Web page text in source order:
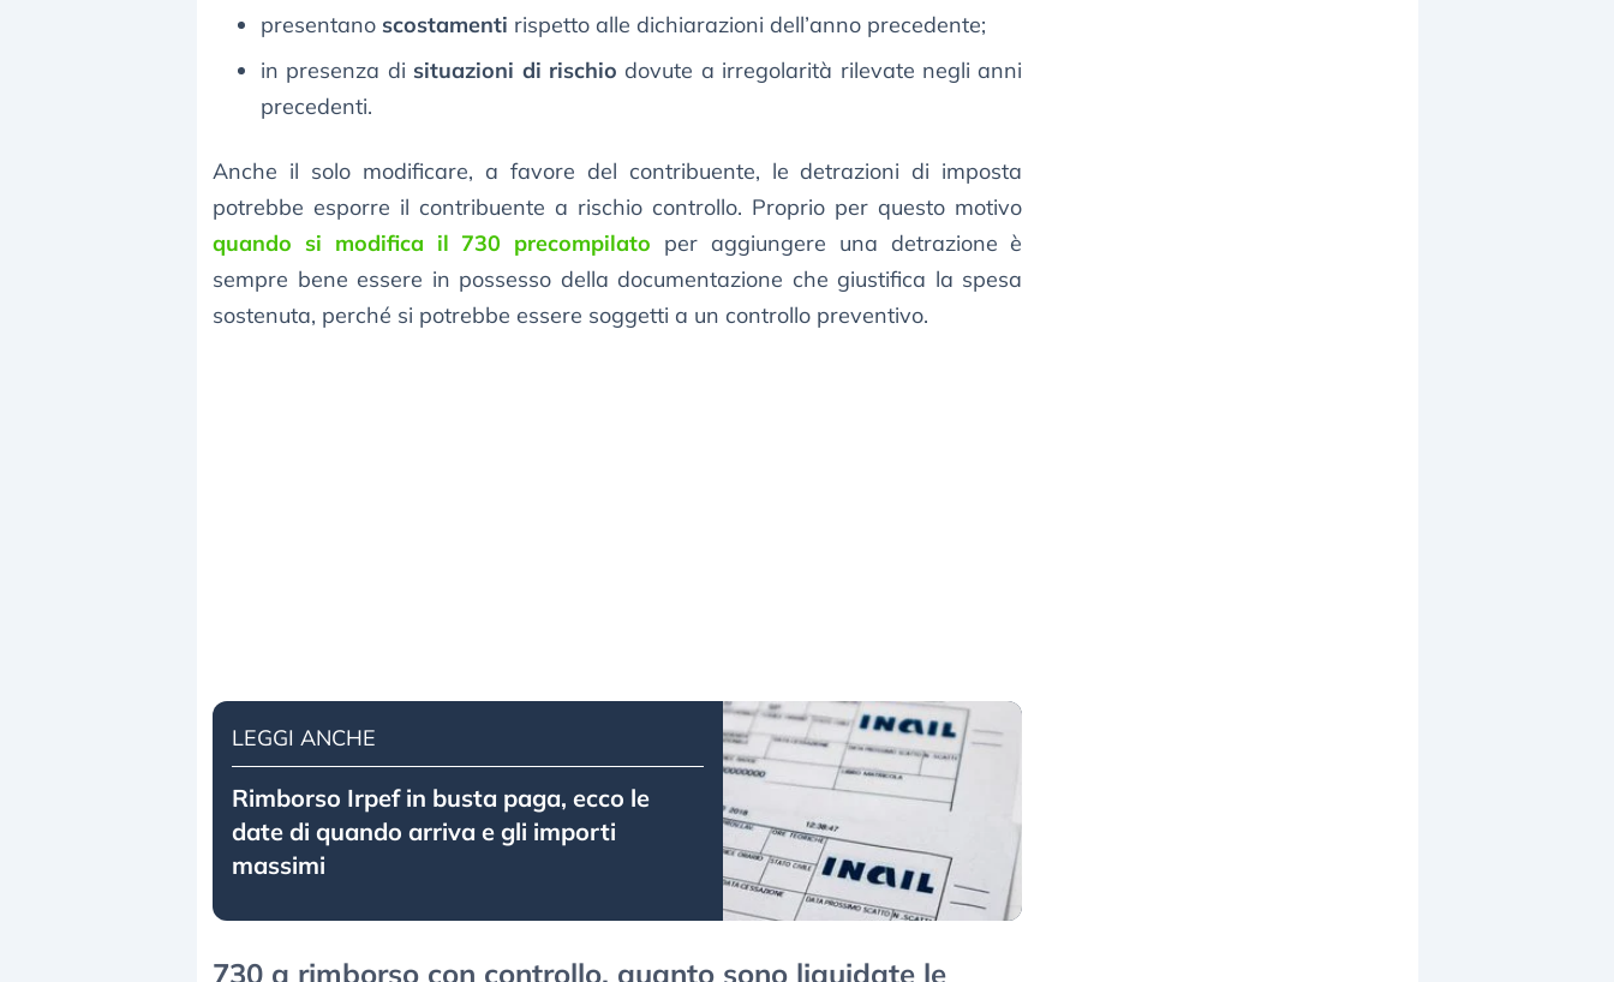
presentano scostamenti rispetto alle dichiarazioni dell’anno precedente;
in presenza di situazioni di rischio dovute a irregolarità rilevate negli anni
precedenti.
Anche il solo modificare, a favore del contribuente, le detrazioni di imposta
potrebbe esporre il contribuente a rischio controllo. Proprio per questo motivo
quando si modifica il 730 precompilato per aggiungere una detrazione è
sempre bene essere in possesso della documentazione che giustifica la spesa
sostenuta, perché si potrebbe essere soggetti a un controllo preventivo.
LEGGI ANCHE
Rimborso Irpef in busta paga, ecco le
date di quando arriva e gli importi
massimi
730 a rimborso con controllo, quanto sono liquidate le